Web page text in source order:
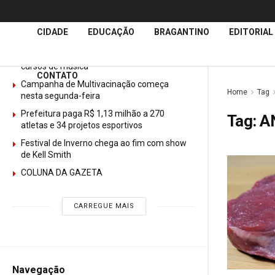
ÚltimasNotícias
cursos de música
Campanha de Multivacinação começa
nesta segunda-feira
Prefeitura paga R$ 1,13 milhão a 270
atletas e 34 projetos esportivos
Festival de Inverno chega ao fim com show
de Kell Smith
COLUNA DA GAZETA
CARREGUE MAIS
Navegação
CIDADE EDUCAÇÃO BRAGANTINO EDITORIAL
CONTATO
Home Tag
Tag: